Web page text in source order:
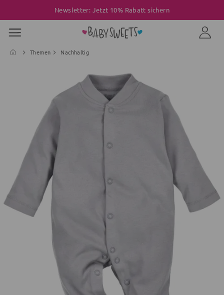
Newsletter: Jetzt 10% Rabatt sichern
Themen Nachhaltig